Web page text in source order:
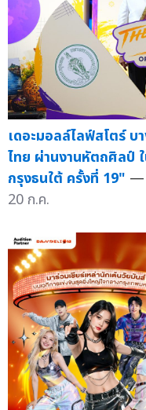
เดอะมอลล์ไลฟ์สโตร์
ไทย ผ่านงานหัตถศิลป์
กรุงธนใต้ ครั้งที่ 19" —
20 ก.ค.